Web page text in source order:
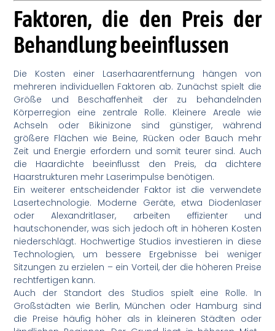
Faktoren, die den Preis der
Behandlung beeinflussen
Die Kosten einer Laserhaarentfernung hängen von
mehreren individuellen Faktoren ab. Zunächst spielt die
Größe und Beschaffenheit der zu behandelnden
Körperregion eine zentrale Rolle. Kleinere Areale wie
Achseln oder Bikinizone sind günstiger, während
größere Flächen wie Beine, Rücken oder Bauch mehr
Zeit und Energie erfordern und somit teurer sind. Auch
die Haardichte beeinflusst den Preis, da dichtere
Haarstrukturen mehr Laserimpulse benötigen.
Ein weiterer entscheidender Faktor ist die verwendete
Lasertechnologie. Moderne Geräte, etwa Diodenlaser
oder Alexandritlaser, arbeiten effizienter und
hautschonender, was sich jedoch oft in höheren Kosten
niederschlägt. Hochwertige Studios investieren in diese
Technologien, um bessere Ergebnisse bei weniger
Sitzungen zu erzielen – ein Vorteil, der die höheren Preise
rechtfertigen kann.
Auch der Standort des Studios spielt eine Rolle. In
Großstädten wie Berlin, München oder Hamburg sind
die Preise häufig höher als in kleineren Städten oder